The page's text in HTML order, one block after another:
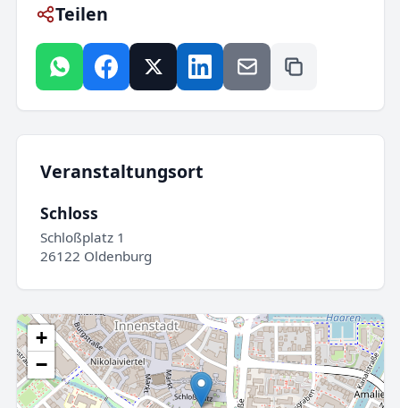
Teilen
Veranstaltungsort
Schloss
Schloßplatz 1
26122 Oldenburg
+
−